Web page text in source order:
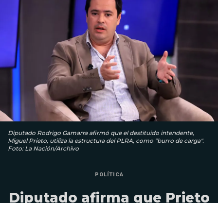
Diputado Rodrigo Gamarra afirmó que el destituido intendente,
Miguel Prieto, utiliza la estructura del PLRA, como "burro de carga".
Foto: La Nación/Archivo
POLÍTICA
Diputado afirma que Prieto